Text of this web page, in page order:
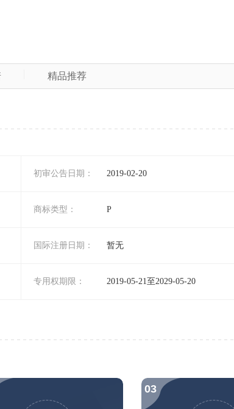
精品推荐
初审公告日期： 2019-02-20
商标类型： P
国际注册日期： 暂无
专用权期限： 2019-05-21至2029-05-20